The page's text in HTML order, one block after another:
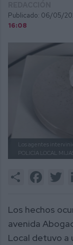
Publicado: 06/05/
16:08
Los agentes
POLICÍA LOCAL
Share Facebook
Los hechos
avenida
Local detuvo a